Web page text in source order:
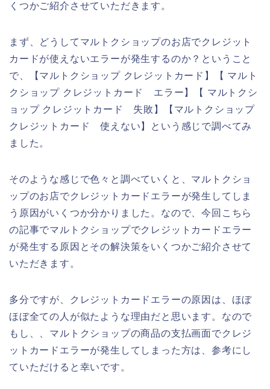
くつかご紹介させていただきます。
まず、どうしてマルトクショップのお店でクレジット
カードが使えないエラーが発生するのか？ということ
で、【マルトクショップ クレジットカード】【 マルト
クショップ クレジットカード エラー】【 マルトクシ
ョップ クレジットカード 失敗】【マルトクショップ
クレジットカード 使えない】という感じで調べてみ
ました。
そのような感じで色々と調べていくと、マルトクショ
ップのお店でクレジットカードエラーが発生してしま
う原因がいくつか分かりました。なので、今回こちら
の記事でマルトクショップでクレジットカードエラー
が発生する原因とその解決策をいくつかご紹介させて
いただきます。
多分ですが、クレジットカードエラーの原因は、ほぼ
ほぼ全ての人が似たような理由だと思います。なので
もし、、マルトクショップの商品の支払画面でクレジ
ットカードエラーが発生してしまった方は、参考にし
ていただけると幸いです。